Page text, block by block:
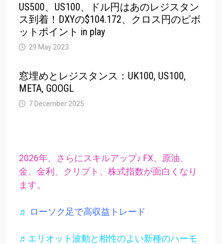
US500、US100、ドル円はあのレジスタン
ス到着！DXYの$104.172、クロス円のピボ
ットポイント in play
29 May 2023
窓埋めとレジスタンス：UK100, US100,
META, GOOGL
7 December 2025
2026年、さらにスキルアップ♪ FX、原油、
金、金利、クリプト、株式指数が面白くなり
ます。
♬ ローソク足で高収益トレード
♬エリオット波動と相性のよい新種のハーモ